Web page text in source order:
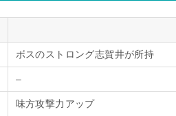
ボスのストロング志賀井が所持
–
味方攻撃力アップ